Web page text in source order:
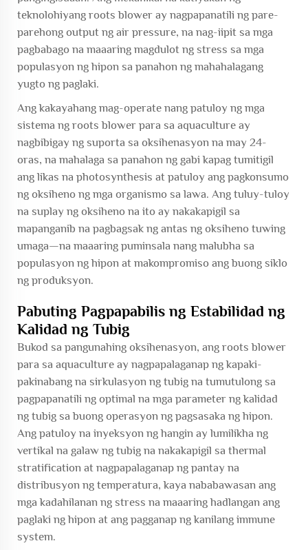
teknolohiyang roots blower ay nagpapanatili ng pare-
parehong output ng air pressure, na nag-iipit sa mga
pagbabago na maaaring magdulot ng stress sa mga
populasyon ng hipon sa panahon ng mahahalagang
yugto ng paglaki.
Ang kakayahang mag-operate nang patuloy ng mga
sistema ng roots blower para sa aquaculture ay
nagbibigay ng suporta sa oksihenasyon na may 24-
oras, na mahalaga sa panahon ng gabi kapag tumitigil
ang likas na photosynthesis at patuloy ang pagkonsumo
ng oksiheno ng mga organismo sa lawa. Ang tuluy-tuloy
na suplay ng oksiheno na ito ay nakakapigil sa
mapanganib na pagbagsak ng antas ng oksiheno tuwing
umaga—na maaaring puminsala nang malubha sa
populasyon ng hipon at makompromiso ang buong siklo
ng produksyon.
Pabuting Pagpapabilis ng Estabilidad ng
Kalidad ng Tubig
Bukod sa pangunahing oksihenasyon, ang roots blower
para sa aquaculture ay nagpapalaganap ng kapaki-
pakinabang na sirkulasyon ng tubig na tumutulong sa
pagpapanatili ng optimal na mga parameter ng kalidad
ng tubig sa buong operasyon ng pagsasaka ng hipon.
Ang patuloy na inyeksyon ng hangin ay lumilikha ng
vertikal na galaw ng tubig na nakakapigil sa thermal
stratification at nagpapalaganap ng pantay na
distribusyon ng temperatura, kaya nababawasan ang
mga kadahilanan ng stress na maaaring hadlangan ang
paglaki ng hipon at ang pagganap ng kanilang immune
system.